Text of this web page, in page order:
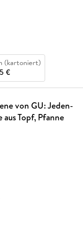
(kartoniert)
€
von GU: Jeden-
Topf, Pfanne